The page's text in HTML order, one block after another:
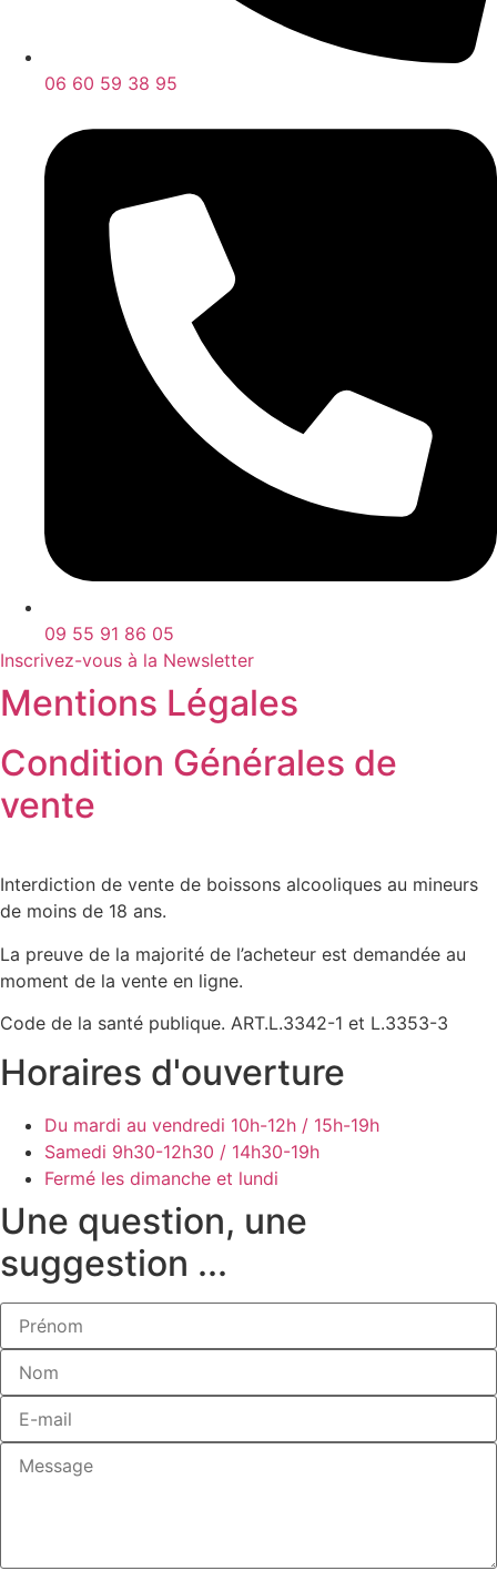
06 60 59 38 95
09 55 91 86 05
Inscrivez-vous à la Newsletter
Mentions Légales
Condition Générales de
vente
Interdiction de vente de boissons alcooliques au mineurs
de moins de 18 ans.
La preuve de la majorité de l’acheteur est demandée au
moment de la vente en ligne.
Code de la santé publique. ART.L.3342-1 et L.3353-3
Horaires d'ouverture
Du mardi au vendredi 10h-12h / 15h-19h
Samedi 9h30-12h30 / 14h30-19h
Fermé les dimanche et lundi
Une question, une
suggestion ...